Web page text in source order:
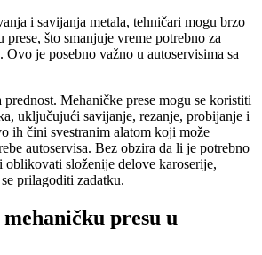
i savijanja metala, tehničari mogu brzo
što smanjuje vreme potrebno za
Ovo je posebno važno u autoservisima sa
prednost. Mehaničke prese mogu se koristiti
uključujući savijanje, rezanje, probijanje i
ih čini svestranim alatom koji može
autoservisa. Bez obzira da li je potrebno
složenije delove karoserije,
prilagoditi zadatku.
presu u